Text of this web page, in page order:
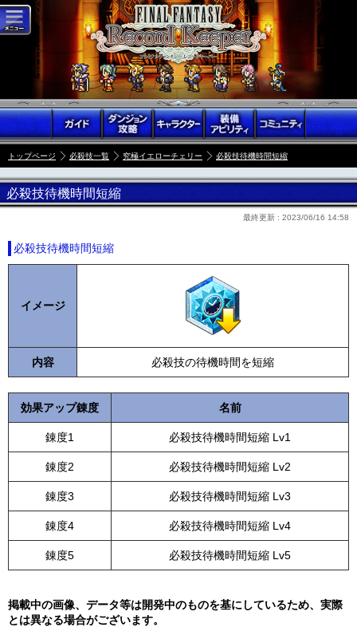
トップページ 必殺技一覧 究極イエローチェリー 必殺技待機時間短縮
必殺技待機時間短縮
最終更新 : 2023/06/16 14:58
必殺技待機時間短縮
イメージ
内容 必殺技の待機時間を短縮
効果アップ錬度 名前
錬度1 必殺技待機時間短縮 Lv1
錬度2 必殺技待機時間短縮 Lv2
錬度3 必殺技待機時間短縮 Lv3
錬度4 必殺技待機時間短縮 Lv4
錬度5 必殺技待機時間短縮 Lv5
掲載中の画像、データ等は開発中のものを基にしているため、実際
とは異なる場合がございます。